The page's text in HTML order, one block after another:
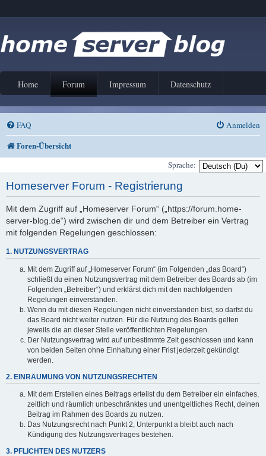
Home Forum Impressum Datenschutz
FAQ Anmelden
Foren-Übersicht
Sprache:
Homeserver Forum - Registrierung
Mit dem Zugriff auf „Homeserver Forum“ („https://forum.home-
server-blog.de“) wird zwischen dir und dem Betreiber ein Vertrag
mit folgenden Regelungen geschlossen:
1. NUTZUNGSVERTRAG
Mit dem Zugriff auf „Homeserver Forum“ (im Folgenden „das Board“)
schließt du einen Nutzungsvertrag mit dem Betreiber des Boards ab (im
Folgenden „Betreiber“) und erklärst dich mit den nachfolgenden
Regelungen einverstanden.
Wenn du mit diesen Regelungen nicht einverstanden bist, so darfst du
das Board nicht weiter nutzen. Für die Nutzung des Boards gelten
jeweils die an dieser Stelle veröffentlichten Regelungen.
Der Nutzungsvertrag wird auf unbestimmte Zeit geschlossen und kann
von beiden Seiten ohne Einhaltung einer Frist jederzeit gekündigt
werden.
2. EINRÄUMUNG VON NUTZUNGSRECHTEN
Mit dem Erstellen eines Beitrags erteilst du dem Betreiber ein einfaches,
zeitlich und räumlich unbeschränktes und unentgeltliches Recht, deinen
Beitrag im Rahmen des Boards zu nutzen.
Das Nutzungsrecht nach Punkt 2, Unterpunkt a bleibt auch nach
Kündigung des Nutzungsvertrages bestehen.
3. PFLICHTEN DES NUTZERS